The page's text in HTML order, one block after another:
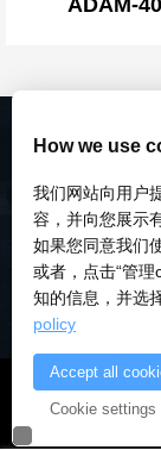
© 2018-2026
How we use
我们网站向用户
容，并向您展示
如果您同意我们
或者，点击“管
知的信息，并选
policy
Accept all
Cookie settings